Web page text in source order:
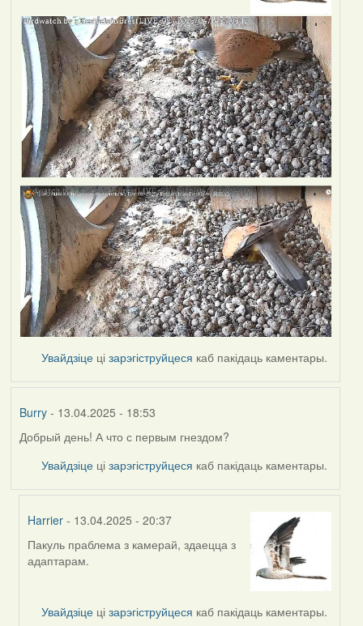
Увайдзіце цізарэгіструйцеся каб пакідаць каментары.
Burry- 13.04.2025 - 18:53
Добрый день! А что с первым гнездом?
Увайдзіце цізарэгіструйцеся каб пакідаць каментары.
Harrier - 13.04.2025 - 20:37
In
reply
Burry
Пакуль праблема з камерай, здаецца з
адаптарам.
Увайдзіце цізарэгіструйцеся каб пакідаць каментары.